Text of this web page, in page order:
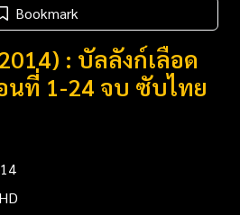
Bookmark
: บัลลังก์เลือด
นที่ 1-24 จบ ซับไทย